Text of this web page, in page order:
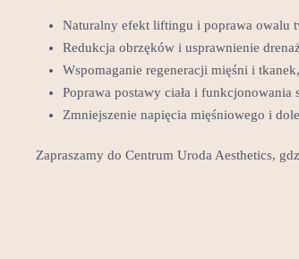
Naturalny efekt liftingu i poprawa owalu
Redukcja obrzęków i usprawnienie
Wspomaganie regeneracji mięśni i tkanek,
Poprawa postawy ciała i funkcjonowania
Zmniejszenie napięcia mięśniowego i
Zapraszamy do Centrum Uroda Aesthetics,